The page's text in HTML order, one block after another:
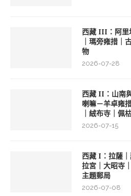
西藏 III：阿里
｜瑪旁雍措｜
物
2026-07-28
西藏 II：山南
喇嘛－羊卓雍
｜絨布寺｜佩
2026-07-15
西藏 I：拉薩
拉宮｜大昭寺
主題郵局
2026-07-08